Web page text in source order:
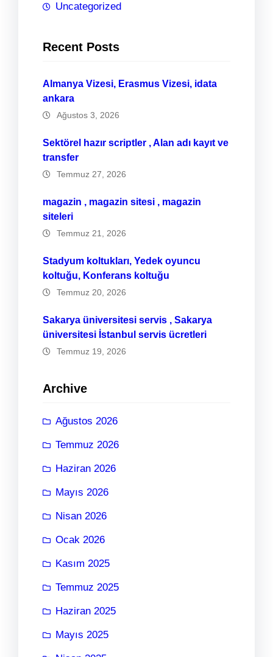
Uncategorized
Recent Posts
Almanya Vizesi, Erasmus Vizesi, idata
ankara
Ağustos 3, 2026
Sektörel hazır scriptler , Alan adı kayıt ve
transfer
Temmuz 27, 2026
magazin , magazin sitesi , magazin
siteleri
Temmuz 21, 2026
Stadyum koltukları, Yedek oyuncu
koltuğu, Konferans koltuğu
Temmuz 20, 2026
Sakarya üniversitesi servis , Sakarya
üniversitesi İstanbul servis ücretleri
Temmuz 19, 2026
Archive
Ağustos 2026
Temmuz 2026
Haziran 2026
Mayıs 2026
Nisan 2026
Ocak 2026
Kasım 2025
Temmuz 2025
Haziran 2025
Mayıs 2025